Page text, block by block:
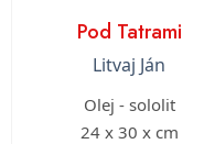
Pod Tatrami
Litvaj Ján
Olej - sololit
24 x 30 x cm